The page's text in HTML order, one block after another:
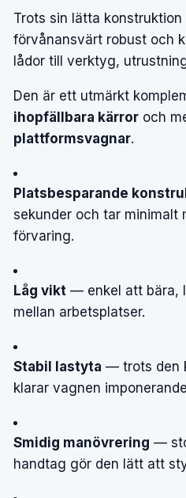
Trots sin lätta
förvånansvärt robust och
lådor till verktyg,
Den är ett utmärkt
ihopfällbara kärror och
plattformsvagnar.
Platsbesparande
sekunder och tar minimalt
förvaring.
Låg vikt — enkel att bära,
mellan arbetsplatser.
Stabil lastyta — trots den
klarar vagnen
Smidig manövrering —
handtag gör den lätt att